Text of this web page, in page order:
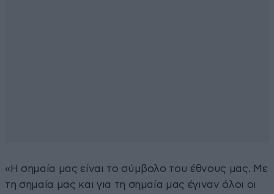
«Η σημαία μας είναι το σύμβολο του έθνους μας. Με
τη σημαία μας και για τη σημαία μας έγιναν όλοι οι